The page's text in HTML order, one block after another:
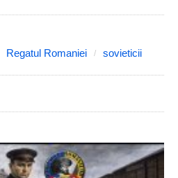
Regatul Romaniei sovieticii